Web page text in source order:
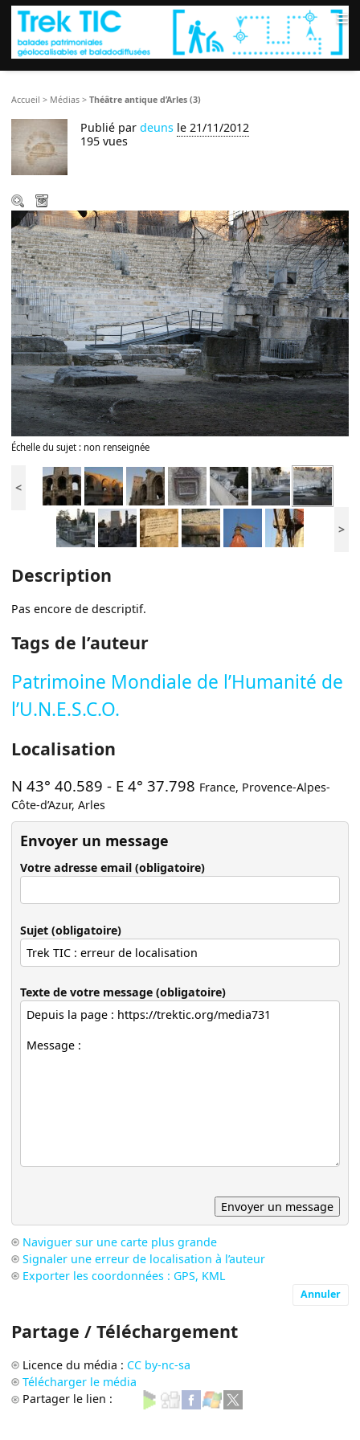
≡
Accueil > Médias >Théâtre antique d’Arles (3)
Publié pardeuns le 21/11/2012
195 vues
Échelle du sujet : non renseignée
<
>
Description
Pas encore de descriptif.
Tags de l’auteur
Patrimoine Mondiale de l’Humanité de
l’U.N.E.S.C.O.
Localisation
N 43° 40.589 - E 4° 37.798 France, Provence-Alpes-
Côte-d’Azur,Arles
Envoyer un message
Votre adresse email (obligatoire)
Sujet (obligatoire)
Texte de votre message (obligatoire)
Naviguer sur une carte plus grande
Signaler une erreur de localisation à l’auteur
Exporter les coordonnées : GPS, KML
Annuler
Partage / Téléchargement
Licence du média : CC by-nc-sa
Télécharger le média
Partager le lien :